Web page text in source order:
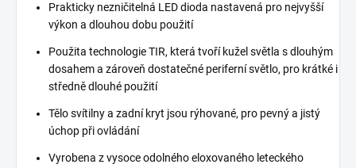
Prakticky nezničitelná LED dioda nastavená pro nejvyšší
výkon a dlouhou dobu použití
Použita technologie TIR, která tvoří kužel světla s dlouhým
dosahem a zároveň dostatečné periferní světlo, pro krátké i
středně dlouhé použití
Tělo svítilny a zadní kryt jsou rýhované, pro pevný a jistý
úchop při ovládání
Vyrobena z vysoce odolného eloxovaného leteckého